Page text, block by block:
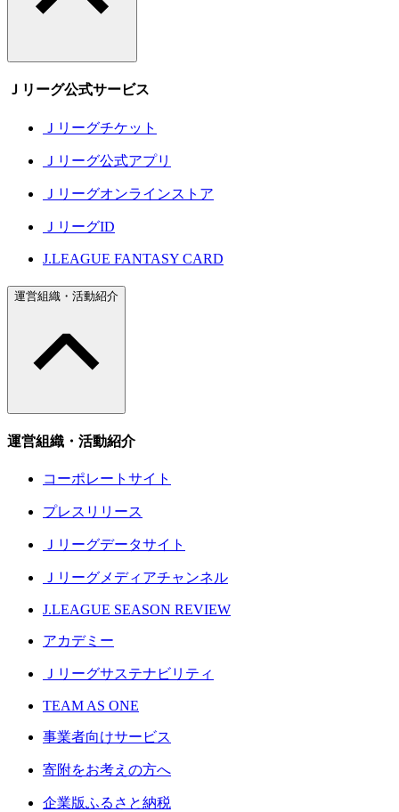
Ｊリーグ公式サービス
Ｊリーグチケット
Ｊリーグ公式アプリ
Ｊリーグオンラインストア
ＪリーグID
J.LEAGUE FANTASY CARD
運営組織・活動紹介
運営組織・活動紹介
コーポレートサイト
プレスリリース
Ｊリーグデータサイト
Ｊリーグメディアチャンネル
J.LEAGUE SEASON REVIEW
アカデミー
Ｊリーグサステナビリティ
TEAM AS ONE
事業者向けサービス
寄附をお考えの方へ
企業版ふるさと納税